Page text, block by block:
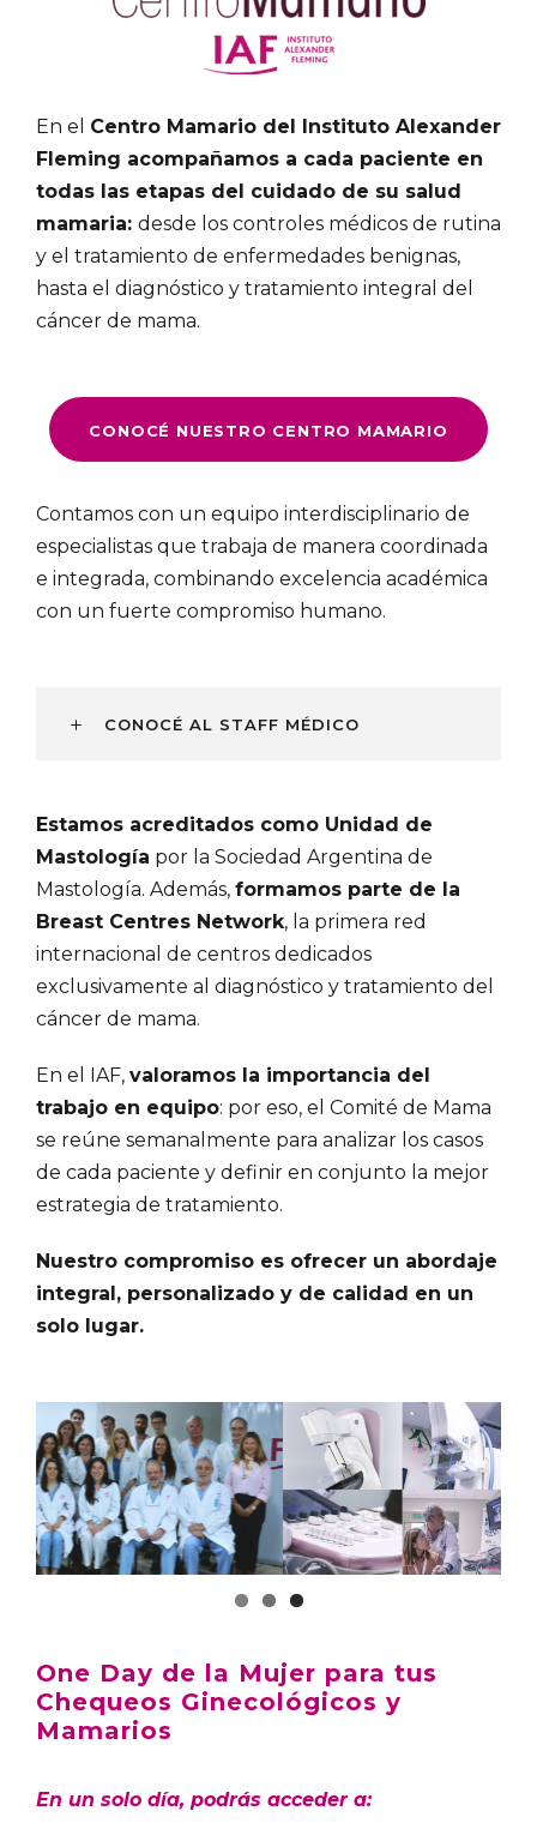
En el Centro Mamario del Instituto Alexander
Fleming acompañamos a cada paciente en
todas las etapas del cuidado de su salud
mamaria: desde los controles médicos de rutina
y el tratamiento de enfermedades benignas,
hasta el diagnóstico y tratamiento integral del
cáncer de mama.
CONOCÉ NUESTRO CENTRO MAMARIO
Contamos con un equipo interdisciplinario de
especialistas que trabaja de manera coordinada
e integrada, combinando excelencia académica
con un fuerte compromiso humano.
CONOCÉ AL STAFF MÉDICO
Estamos acreditados como Unidad de
Mastología por la Sociedad Argentina de
Mastología. Además, formamos parte de la
Breast Centres Network, la primera red
internacional de centros dedicados
exclusivamente al diagnóstico y tratamiento del
cáncer de mama.
En el IAF, valoramos la importancia del
trabajo en equipo: por eso, el Comité de Mama
se reúne semanalmente para analizar los casos
de cada paciente y definir en conjunto la mejor
estrategia de tratamiento.
Nuestro compromiso es ofrecer un abordaje
integral, personalizado y de calidad en un
solo lugar.
One Day de la Mujer para tus
Chequeos Ginecológicos y
Mamarios
En un solo día, podrás acceder a: